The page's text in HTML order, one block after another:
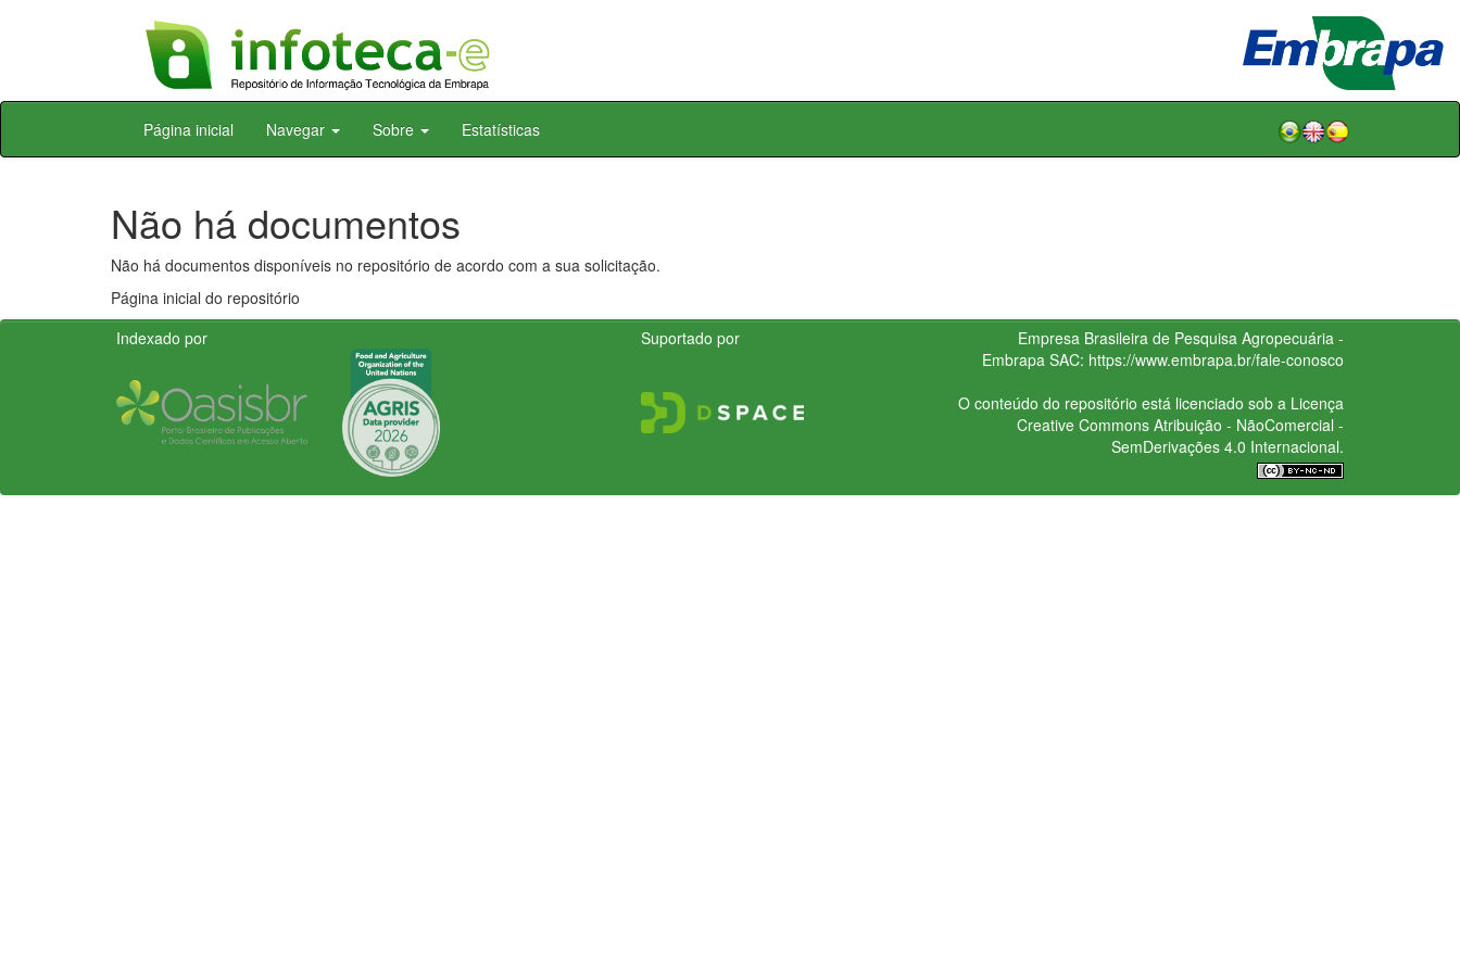
Skip
Página inicial Navegar Sobre Estatísticas
Não há documentos
Não há documentos disponíveis no repositório de acordo com a sua solicitação.
Página inicial do repositório
Indexado por
Suportado por
Empresa Brasileira de Pesquisa Agropecuária -
Embrapa SAC: https://www.embrapa.br/fale-conosco
O conteúdo do repositório está licenciado sob a Licença
Creative CommonsAtribuição - NãoComercial -
SemDerivações 4.0 Internacional.